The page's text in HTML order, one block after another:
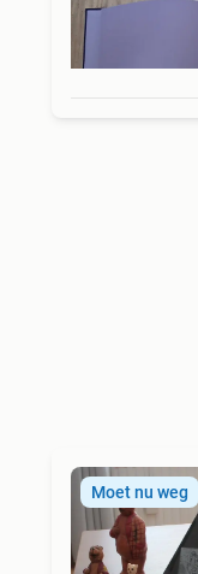
Moet nu weg